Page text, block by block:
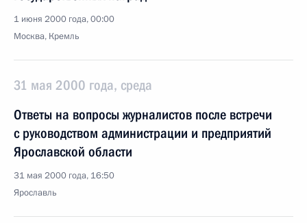
1 июня 2000 года, 00:00
Москва, Кремль
31 мая 2000 года, среда
Ответы на вопросы журналистов после встречи
с руководством администрации и предприятий
Ярославской области
31 мая 2000 года, 16:50
Ярославль